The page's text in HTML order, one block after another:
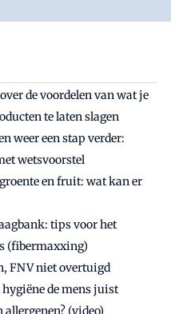
de voordelen van wat je
te laten slagen
weer een stap verder:
wetsvoorstel
en fruit: wat kan er
tips voor het
(fibermaxxing)
FNV niet overtuigd
de mens juist
(video)